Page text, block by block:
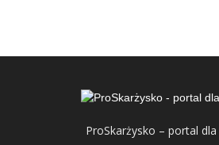
ProSkarżysko – portal dla